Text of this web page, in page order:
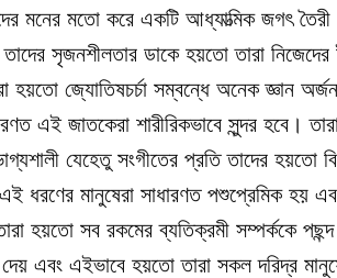
মনের মতো করে একটি আধ্যাত্মিক জগৎ
সৃজনশীলতার ডাকে হয়তো তারা
হয়তো জ্যোতিষচর্চা সম্বন্ধে অনেক জ্ঞান
এই জাতকেরা শারীরিকভাবে সুন্দর হবে।
যেহেতু সংগীতের প্রতি তাদের হয়তো
ধরণের মানুষেরা সাধারণত পশুপ্রেমিক হয়
হয়তো সব রকমের ব্যতিক্রমী সম্পর্ককে
এবং এইভাবে হয়তো তারা সকল দরিদ্র